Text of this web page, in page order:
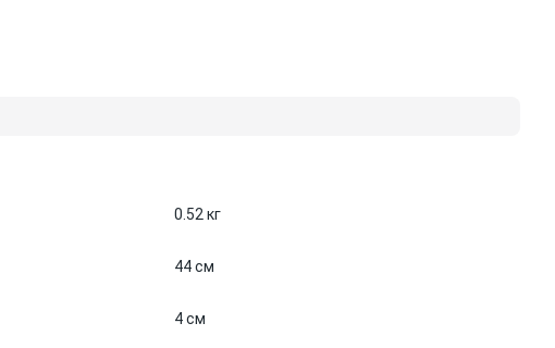
0.52 кг
44 см
4 см